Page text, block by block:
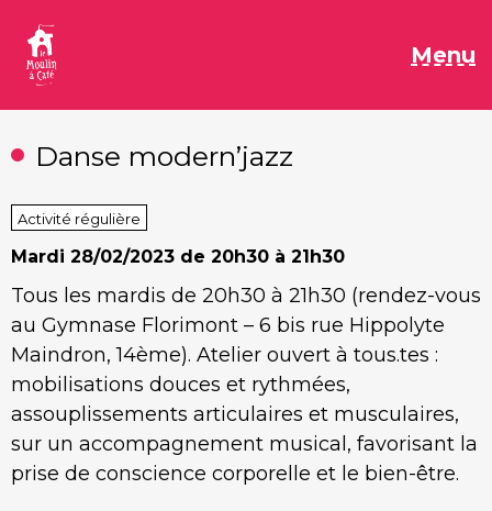
contenu
Menu
Danse modern’jazz
Activité régulière
Mardi 28/02/2023 de 20h30 à 21h30
Tous les mardis de 20h30 à 21h30 (rendez-vous
au Gymnase Florimont – 6 bis rue Hippolyte
Maindron, 14ème). Atelier ouvert à tous.tes :
mobilisations douces et rythmées,
assouplissements articulaires et musculaires,
sur un accompagnement musical, favorisant la
prise de conscience corporelle et le bien-être.